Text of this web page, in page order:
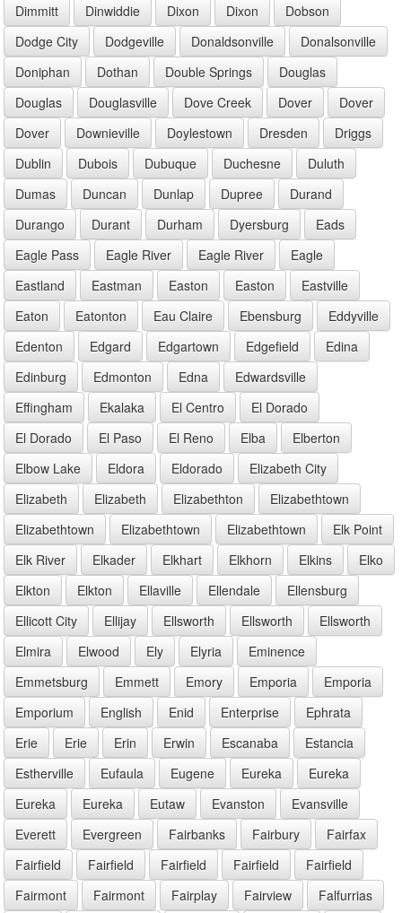
Dimmitt
Dinwiddie Dixon Dixon
Dobson
Dodge City
Dodgeville Donaldsonville
Donalsonville
Doniphan
Dothan Double Springs
Douglas
Douglas
Douglasville Dove Creek Dover
Dover
Dover
Downieville Doylestown Dresden
Driggs
Dublin
Dubois Dubuque Duchesne
Duluth
Dumas
Duncan Dunlap Dupree
Durand
Durango
Durant Durham Dyersburg
Eads
Eagle Pass
Eagle River Eagle River
Eagle
Eastland
Eastman Easton Easton
Eastville
Eaton
Eatonton Eau Claire Ebensburg
Eddyville
Edenton
Edgard Edgartown Edgefield
Edina
Edinburg
Edmonton Edna
Edwardsville
Effingham
Ekalaka El Centro
El Dorado
El Dorado
El Paso El Reno Elba
Elberton
Elbow Lake
Eldora Eldorado
Elizabeth City
Elizabeth
Elizabeth Elizabethton
Elizabethtown
Elizabethtown
Elizabethtown Elizabethtown
Elk Point
Elk River
Elkader Elkhart Elkhorn Elkins
Elko
Elkton
Elkton Ellaville Ellendale
Ellensburg
Ellicott City
Ellijay Ellsworth Ellsworth
Ellsworth
Elmira
Elwood Ely Elyria
Eminence
Emmetsburg
Emmett Emory Emporia
Emporia
Emporium
English Enid Enterprise
Ephrata
Erie
Erie Erin Erwin Escanaba
Estancia
Estherville
Eufaula Eugene Eureka
Eureka
Eureka
Eureka Eutaw Evanston
Evansville
Everett
Evergreen Fairbanks Fairbury
Fairfax
Fairfield
Fairfield Fairfield Fairfield
Fairfield
Fairmont
Fairmont Fairplay Fairview Falfurrias